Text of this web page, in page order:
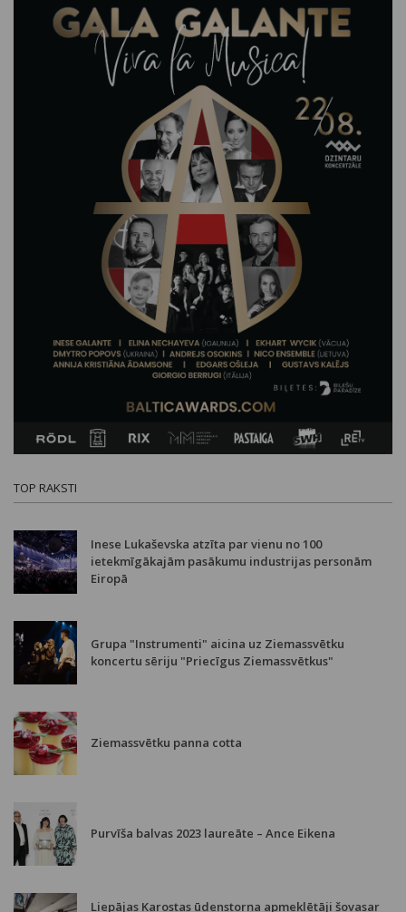
TOP RAKSTI
Inese Lukaševska atzīta par vienu no 100
ietekmīgākajām pasākumu industrijas personām
Eiropā
Grupa "Instrumenti" aicina uz Ziemassvētku
koncertu sēriju "Priecīgus Ziemassvētkus"
Ziemassvētku panna cotta
Purvīša balvas 2023 laureāte – Ance Eikena
Liepājas Karostas ūdenstorņa apmeklētāji šovasar